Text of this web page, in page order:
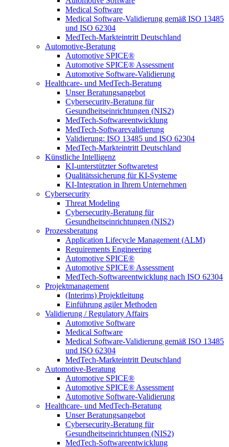
Medical Software
Medical Software-Validierung gemäß ISO 13485
und ISO 62304
MedTech-Markteintritt Deutschland
Automotive-Beratung
Automotive SPICE®
Automotive SPICE® Assessment
Automotive Software-Validierung
Healthcare- und MedTech-Beratung
Unser Beratungsangebot
Cybersecurity-Beratung für
Gesundheitseinrichtungen (NIS2)
MedTech-Softwareentwicklung
MedTech-Softwarevalidierung
Validierung: ISO 13485 und ISO 62304
MedTech-Markteintritt Deutschland
Künstliche Intelligenz
KI-unterstützter Softwaretest
Qualitätssicherung für KI-Systeme
KI-Integration in Ihrem Unternehmen
Cybersecurity
Threat Modeling
Cybersecurity-Beratung für
Gesundheitseinrichtungen (NIS2)
Prozessberatung
Application Lifecycle Management (ALM)
Requirements Engineering
Automotive SPICE®
Automotive SPICE® Assessment
MedTech-Softwareentwicklung nach ISO 62304
Projektmanagement
(Interims) Projektleitung
Einführung agiler Methoden
Validierung / Regulatory Affairs
Automotive Software
Medical Software
Medical Software-Validierung gemäß ISO 13485
und ISO 62304
MedTech-Markteintritt Deutschland
Automotive-Beratung
Automotive SPICE®
Automotive SPICE® Assessment
Automotive Software-Validierung
Healthcare- und MedTech-Beratung
Unser Beratungsangebot
Cybersecurity-Beratung für
Gesundheitseinrichtungen (NIS2)
MedTech-Softwareentwicklung